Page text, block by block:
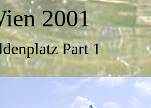
2001
Part 1